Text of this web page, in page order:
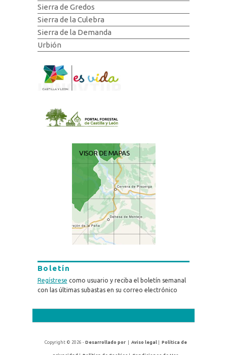
Sierra de Gredos
Sierra de la Culebra
Sierra de la Demanda
Urbión
Boletín
Regístrese como usuario y reciba el boletín semanal
con las últimas subastas en su correo electrónico
Copyright © 2026 -Desarrollado por |Aviso legal |Política de